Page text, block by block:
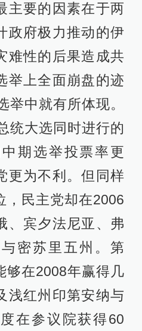
主要的因素在于两
政府极力推动的伊
难性的后果造成共
举上全面崩盘的迹
举中就有所体现。
统大选同时进行的
期选举投票率更
更为不利。但同样
，民主党却在2006
、宾夕法尼亚、弗
密苏里五州。第
够在2008年赢得几
浅红州印第安纳与
在参议院获得60